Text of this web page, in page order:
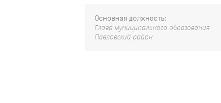
Основная должность:
Глава муниципального образования
Павловский район